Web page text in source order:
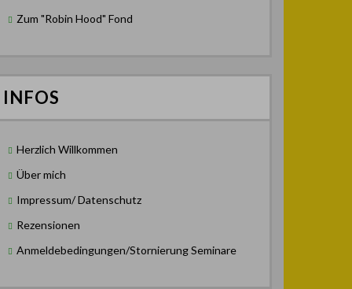
Zum "Robin Hood" Fond
INFOS
Herzlich Willkommen
Über mich
Impressum/ Datenschutz
Rezensionen
Anmeldebedingungen/Stornierung Seminare